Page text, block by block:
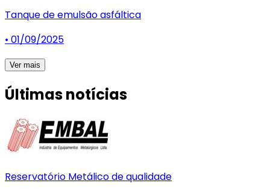
Tanque de emulsão asfáltica
• 01/09/2025
Ver mais
Últimas notícias
Reservatório Metálico de qualidade